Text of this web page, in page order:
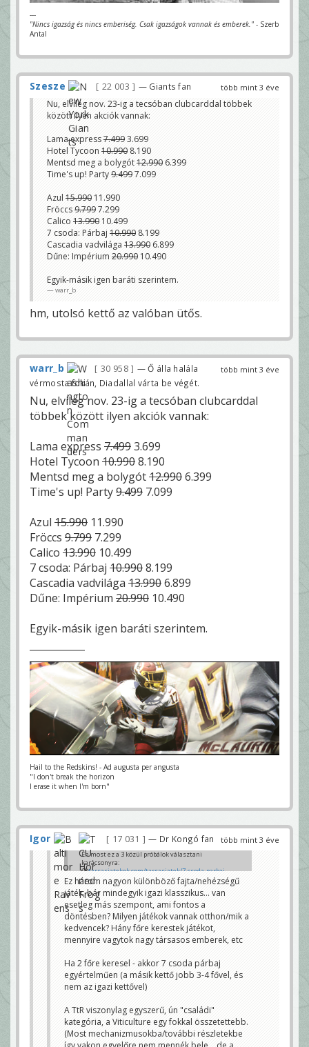
---
"Nincs igazság és nincs emberiség. Csak igazságok vannak és emberek." - Szerb
Antal
több mint 3 éve
Szesze 22 003 — Giants fan
Nu, elvileg nov. 23-ig a tecsóban clubcarddal többek
között ilyen akciók vannak:
Lama express7.4993.699
Hotel Tycoon 10.990 8.190
Mentsd meg a bolygót12.9906.399
Time's up! Party9.4997.099
Azul 15.990 11.990
Fröccs9.7997.299
Calico 13.990 10.499
7 csoda: Párbaj 10.990 8.199
Cascadia vadvilága 13.990 6.899
Dűne: Impérium 20.990 10.490
Egyik-másik igen baráti szerintem.
warr_b
hm, utolsó kettő az valóban ütős.
több mint 3 éve
warr_b 30 958
— Ő álla halála
vérmosta fokán, Diadallal várta be végét.
Nu, elvileg nov. 23-ig a tecsóban clubcarddal
többek között ilyen akciók vannak:
Lama express 7.4993.699
Hotel Tycoon 10.9908.190
Mentsd meg a bolygót12.9906.399
Time's up! Party9.499 7.099
Azul 15.990 11.990
Fröccs 9.799 7.299
Calico 13.990 10.499
7 csoda: Párbaj 10.9908.199
Cascadia vadvilága 13.9906.899
Dűne: Impérium 20.990 10.490
Egyik-másik igen baráti szerintem.
Hail to the Redskins! - Ad augusta per angusta
"I don't break the horizon
I erase it when I'm born"
több mint 3 éve
Igor 17 031 — Dr Kongó fan
Én most ez a 3 közül próbálok választani
karácsonyra:
tarsasjatekok.com/tarsasjatek/7-csoda-parbaj-
2015
tarsasjatekok.com/tarsasjatek/viticulture-2013
tarsasjatekok.com/tarsasjatek/ticket-to-ride-
europa-2005
Személyes tapsztalat nincs velük sajna.
Mondanám még a blood bowl-t is, de gondolom az
asszony nálad sem szeretné. 😀
mrzsolt
Ez három nagyon különböző fajta/nehézségű
játék, bár mindegyik igazi klasszikus... van
esetleg más szempont, ami fontos a
döntésben? Milyen játékok vannak otthon/mik a
kedvencek? Hány főre kerestek játékot,
mennyire vagytok nagy társasos emberek, etc
Ha 2 főre keresel - akkor 7 csoda párbaj
egyértelműen (a másik kettő jobb 3-4 fővel, és
nem az igazi kettővel)
A TtR viszonylag egyszerű, ún "családi"
kategória, a Viticulture egy fokkal összetettebb.
(Most mechanizmusokba/további részletekbe